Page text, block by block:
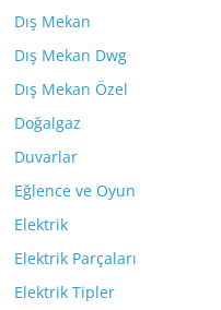
Dış Mekan
Dış Mekan Dwg
Dış Mekan Özel
Doğalgaz
Duvarlar
Eğlence ve Oyun
Elektrik
Elektrik Parçaları
Elektrik Tipler